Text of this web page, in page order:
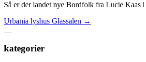
Så er der landet nye Bordfolk fra Lucie Kaas
Urbania lyshus Glassalen →
kategorier